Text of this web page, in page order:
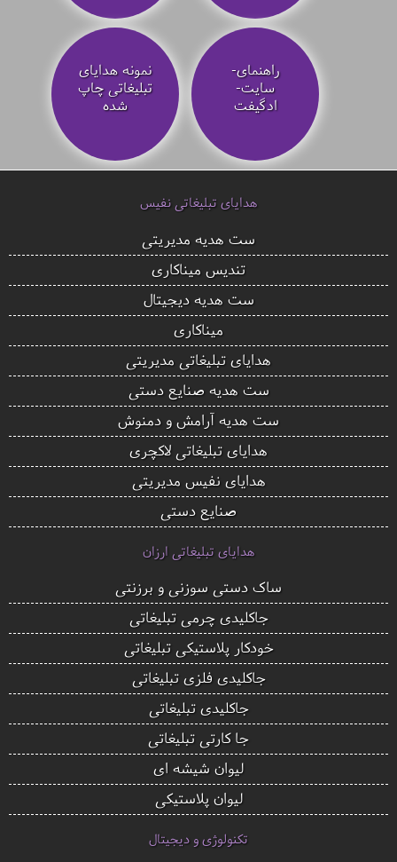
راهنمای-
سایت-
ادگیفت
نمونه هدایای
تبلیغاتی چاپ
شده
هدایای تبلیغاتی نفیس
ست هدیه مدیریتی
تندیس میناکاری
ست هدیه دیجیتال
میناکاری
هدایای تبلیغاتی مدیریتی
ست هدیه صنایع دستی
ست هدیه آرامش و دمنوش
هدایای تبلیغاتی لاکچری
هدایای نفیس مدیریتی
صنایع دستی
هدایای تبلیغاتی ارزان
ساک دستی سوزنی و برزنتی
جاکلیدی چرمی تبلیغاتی
خودکار پلاستیکی تبلیغاتی
جاکلیدی فلزی تبلیغاتی
جاکلیدی تبلیغاتی
جا کارتی تبلیغاتی
لیوان شیشه ای
لیوان پلاستیکی
تکنولوژی و دیجیتال